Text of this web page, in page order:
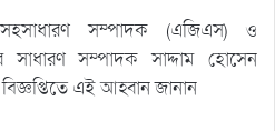
সম্পাদক (এজিএস) ও
সাধারণ সম্পাদক সাদ্দাম হোসেন
এই আহ্বান জানান